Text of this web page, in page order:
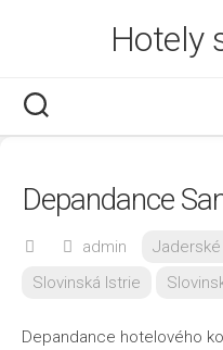
Hotely
Depandance
admin
Slovinská Istrie
Depandance hotelového